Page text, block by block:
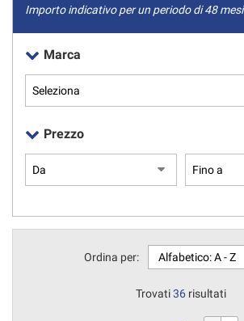
Importo indicativo per un periodo di 48 mesi
Marca
Prezzo
Ordina per:
Trovati36 risultati